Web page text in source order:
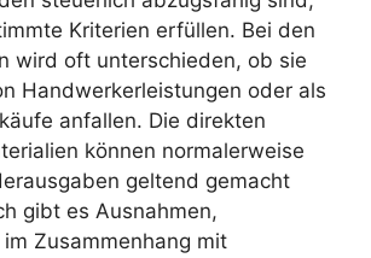
Kriterien erfüllen. Bei den
wird oft unterschieden, ob sie
Handwerkerleistungen oder als
anfallen. Die direkten
können normalerweise
geltend gemacht
gibt es Ausnahmen,
Zusammenhang mit